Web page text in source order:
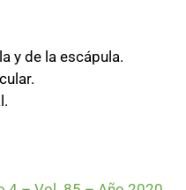
y de la escápula.